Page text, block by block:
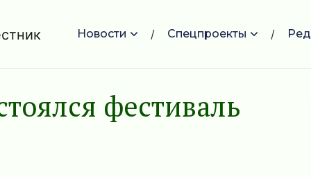
Новости Спецпроекты
фестиваль